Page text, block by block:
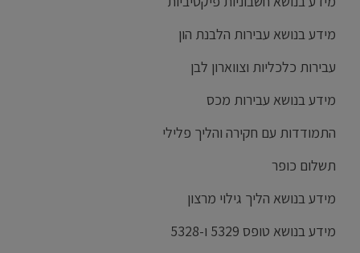
מידע בנושא עבירות הלבנת הון
עבירות כלכליות וצווארון לבן
מידע בנושא עבירות מכס
התמודדות עם חקירה והליך פלילי
תשלום כופר
מידע בנושא הליך גילוי מרצון
מידע בנושא טופס 5329 ו-5328